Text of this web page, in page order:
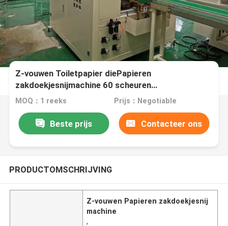
Z-vouwen Toiletpapier diePapieren
zakdoekjesnijmachine 60 scheuren
Besnoeiingen/Min
MOQ：1 reeks Prijs：Negotiable
Beste prijs Contacteer ons
PRODUCTOMSCHRIJVING
Z-vouwen Papieren zakdoekjesnij
machine
,